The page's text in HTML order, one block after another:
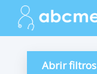
Abrir filtros